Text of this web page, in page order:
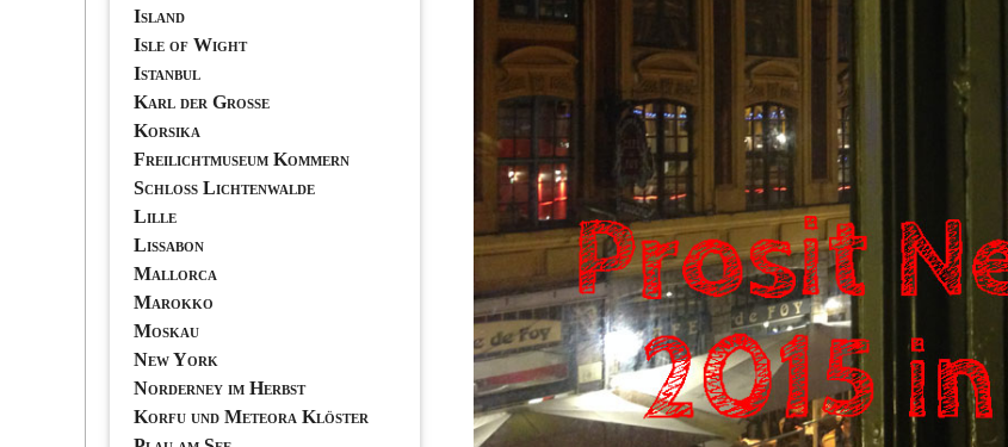
Island
Isle of Wight
Istanbul
Karl der Grosse
Korsika
Freilichtmuseum Kommern
Schloss Lichtenwalde
Lille
Lissabon
Mallorca
Marokko
Moskau
New York
Norderney im Herbst
Korfu und Meteora Klöster